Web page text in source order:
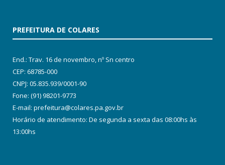
PREFEITURA DE COLARES
End.: Trav. 16 de novembro, nº Sn centro
CEP: 68785-000
CNPJ: 05.835.939/0001-90
Fone: (91) 98201-9773
E-mail: prefeitura@colares.pa.gov.br
Horário de atendimento: De segunda a sexta das 08:00hs às
13:00hs